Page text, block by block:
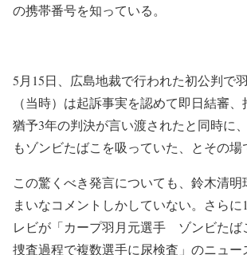
の携帯番号を知っている。
5月15日、広島地裁で行われた初公判で
（当時）は起訴事実を認めて即日結審
猶予3年の判決が言い渡されたと同時に
もゾンビたばこを吸っていた、とその場
この驚くべき発言についても、鈴木清
まいなコメントしかしていない。さらに
レビが「カープ羽月元選手 ゾンビた
捜査過程で複数選手に尿検査」のニュー